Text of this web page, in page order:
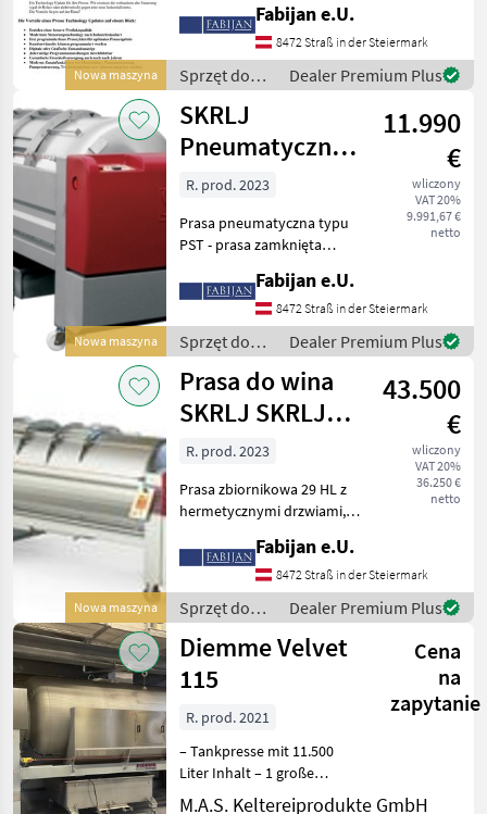
Nowa maszyna
gerne ein Angebot. Sprzęt
do uprawy winorośli Prasy
do wina
Fabijan e.U.
8472 Straß in der Steiermark
Sprzęt do
uprawy
winorośli /
Sonstige
Dealer Premium Plus
Nowa maszyna
SKRLJ
Pneumatyczne
prasy do wina z
zbiornikowych
11.990
€
wliczony
VAT 20%
9.991,67 €
netto
R. prod. 2023
Prasa pneumatyczna typu
PST - prasa zamknięta
elektropolerowane kanały
soku • Objętość nominalna
w hl: 5 • Sterowanie typu AE
• Nap
Fabijan e.U.
8472 Straß in der Steiermark
Sprzęt do
uprawy
winorośli /
SKRLJ
Dealer Premium Plus
Nowa maszyna
Prasa do wina
SKRLJ SKRLJ
2900lt
43.500
€
wliczony
VAT 20%
36.250 €
netto
R. prod. 2023
Prasa zbiornikowa 29 HL z
hermetycznymi drzwiami,
stałym zbiornikiem
zbiorczym i sterowaniem
pompy Sprzęt do uprawy
winorośli Prasy do wina
Fabijan e.U.
8472 Straß in der Steiermark
Sprzęt do
uprawy
winorośli /
SKRLJ
Dealer Premium Plus
Diemme Velvet
115
Cena
na
zapytanie
R. prod. 2021
– Tankpresse mit 11.500
Liter Inhalt – 1 große
Deckelöffnung –
M.A.S. Keltereiprodukte GmbH